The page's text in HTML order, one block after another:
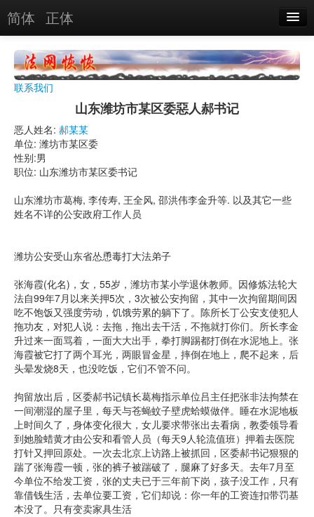
简体 正体
恶报实例
恶人单位
单位图片
搜索
联系我们
山东潍坊市某区委惡人郝书记
恶人姓名: 郝某某
单位: 潍坊市某区委
性别:男
职位: 山东潍坊市某区委书记
山东潍坊市葛梅, 李传寿, 王全风, 邵洪伟李金升等. 以及其它一些
姓名不详的公安政府工作人员
潍坊公安受山东省怂恿毒打大法弟子
张海霞(化名)，女，55岁，潍坊市某小学退休教师。因修炼法轮大
法自99年7月以来关押5次，3次被公安拘留，其中一次拘留期间因
吃不饱饭又强度劳动，饥饿劳累的躺下了。陈所长丁公安支使犯人
拖功友，对犯人说：去拖，拖出去干活，不拖就打你们。所长李金
升过来一面骂着，一面大大出手，拳打脚踢都打倒在水泥地上。张
海霞被它打了两个耳光，两眼冒金星，摔倒在地上，爬不起来，后
头晕发烧8天，也没吃饭，它们不管不问。
拘留放出后，区委郝书记镇长葛梅指示单位吕主任把张非法拘禁在
一间潮湿的屋子里，每天与苍蝇蚊子壁虎蛤蟆做伴。睡在水泥地板
上时间久了，身体变化很大，女儿要求带张出去看病，教委领导看
到她脸蜡黄才由公安和看管人员（每天9人轮流值班）押着去医院
打针又押回原处。一次去北京上访路上被抓回，区委郝书记狠狠的
踹了张海霞一顿，张的裤子被踹破了，腿麻了好多天。去年7月至
今单位不给发工资，张的丈夫已于三年前下岗，孩子没工作，只有
靠借钱生活，去单位要工资，它们却说：你一年的工资连扣带罚基
本没了。只有变卖家具生活